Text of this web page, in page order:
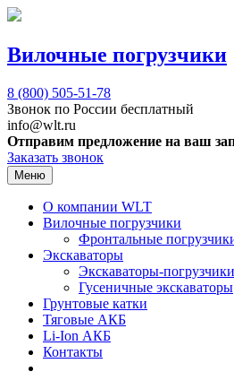
Вилочные погрузчики
8 (800) 505-51-78
Звонок по России бесплатный
info@wlt.ru
Отправим предложение на ваш
Заказать звонок
Меню
О компании WLT
Вилочные погрузчики
Фронтальные
Экскаваторы
Экскаваторы-погрузчики
Гусеничные экскаваторы
Грунтовые катки
Тяговые АКБ
Li-Ion АКБ
Контакты